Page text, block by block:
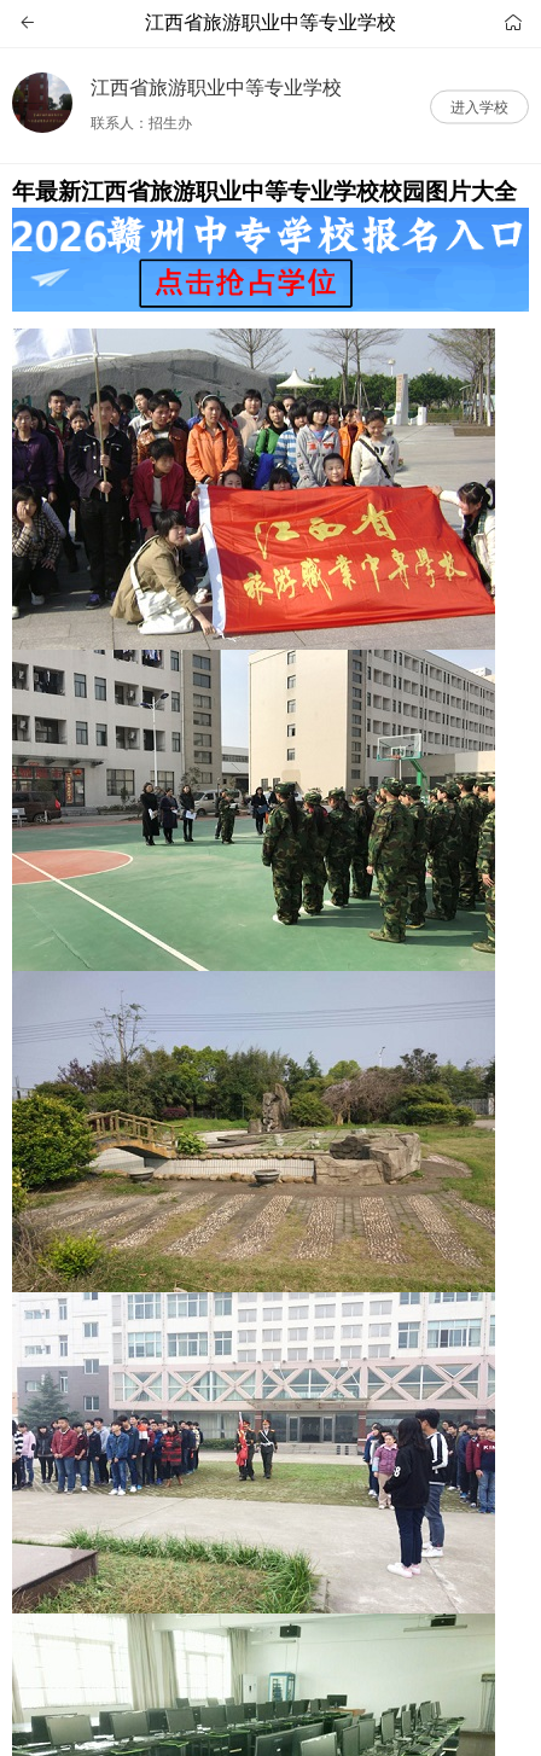
 江西省旅游职业中等专业学校 
江西省旅游职业中等专业学校
联系人：招生办
进入学校
年最新江西省旅游职业中等专业学校校园图片大全